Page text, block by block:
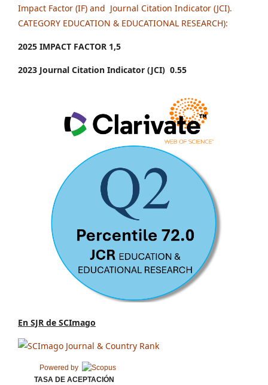
Impact Factor (IF) and Journal Citation Indicator (JCI).
CATEGORY EDUCATION & EDUCATIONAL RESEARCH):
2025 IMPACT FACTOR 1,5
2023 Journal Citation Indicator (JCI) 0.55
En SJR de SCImago
Powered by
TASA DE ACEPTACIÓN